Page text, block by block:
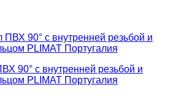
90° с внутренней резьбой и
PLIMAT Португалия